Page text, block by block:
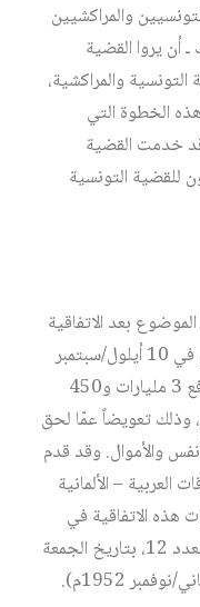
والمراكشيين
أن يروا القضية
والمراكشية،
الخطوة التي
قد خدمت القضية
للقضية التونسية
بعد الاتفاقية
التي عقدت بين ألمانيا الغربية وإسرائيل في 10 أيلول/سبتمبر
1952، التي تنص على التزام ألمانيا بدفع 3 مليارات و450
وذلك تعويضاً عمّا لحق
والأموال. وقد قدم
العربية – الألمانية
هذه الاتفاقية في
هذه العلاقات، وقد نشر هذا المقال في العدد 12، بتاريخ الجمعة